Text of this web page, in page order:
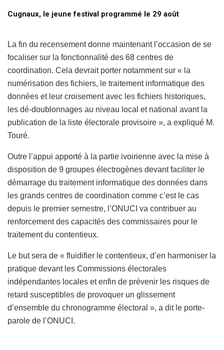
Cugnaux, le jeune festival programmé le 29 août
La fin du recensement donne maintenant l’occasion de se
focaliser sur la fonctionnalité des 68 centres de
coordination. Cela devrait porter notamment sur « la
numérisation des fichiers, le traitement informatique des
données et leur croisement avec les fichiers historiques,
les dé-doublonnages au niveau local et national avant la
publication de la liste électorale provisoire », a expliqué M.
Touré.
Outre l’appui apporté à la partie ivoirienne avec la mise à
disposition de 9 groupes électrogènes devant faciliter le
démarrage du traitement informatique des données dans
les grands centres de coordination comme c’est le cas
depuis le premier semestre, l’ONUCI va contribuer au
renforcement des capacités des commissaires pour le
traitement du contentieux.
Le but sera de « fluidifier le contentieux, d’en harmoniser la
pratique devant les Commissions électorales
indépendantes locales et enfin de prévenir les risques de
retard susceptibles de provoquer un glissement
d’ensemble du chronogramme électoral », a dit le porte-
parole de l’ONUCI.